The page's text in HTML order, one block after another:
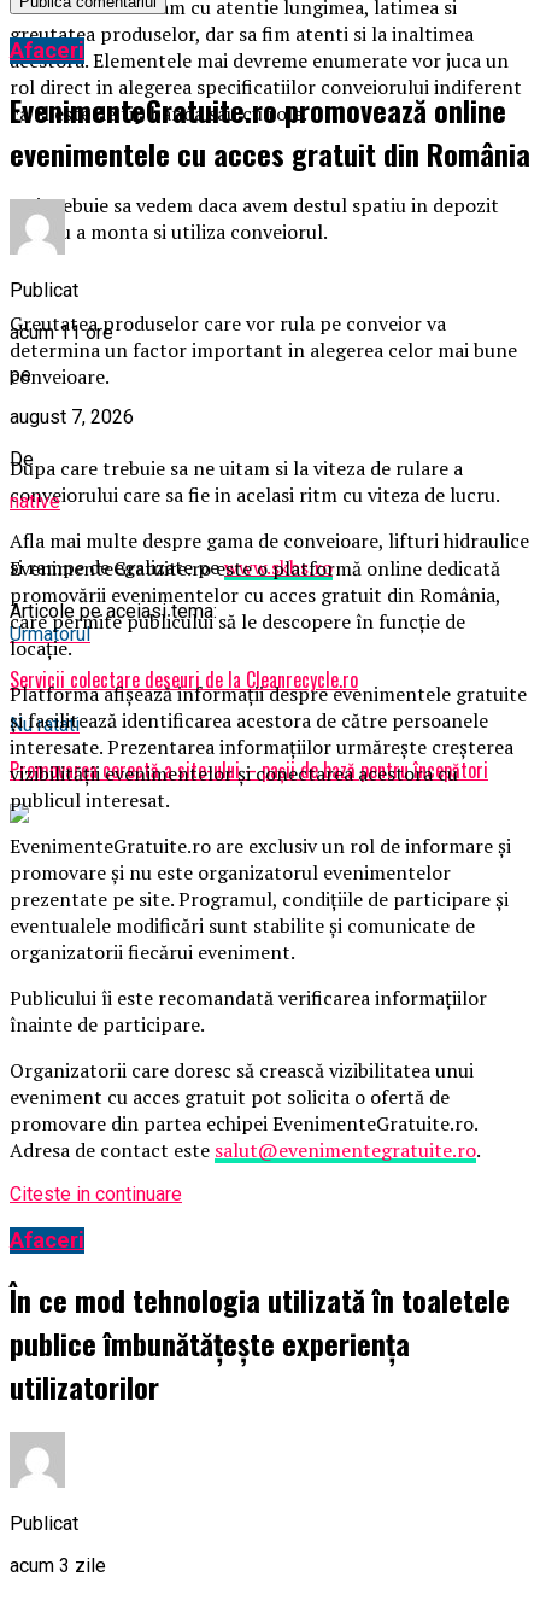
Trebuie sa masuram cu atentie lungimea, latimea si
greutatea produselor, dar sa fim atenti si la inaltimea
acestora. Elementele mai devreme enumerate vor juca un
rol direct in alegerea specificatiilor conveiorului indiferent
ca el este de tip banda sau cu role.
Mai trebuie sa vedem daca avem destul spatiu in depozit
pentru a monta si utiliza conveiorul.
Greutatea produselor care vor rula pe conveior va
determina un factor important in alegerea celor mai bune
conveioare.
Dupa care trebuie sa ne uitam si la viteza de rulare a
conveiorului care sa fie in acelasi ritm cu viteza de lucru.
Afla mai multe despre gama de conveioare, lifturi hidraulice
si rampe de egalizate pewww.skbs.ro
Articole pe aceiasi tema:
Urmatorul
Servicii colectare deseuri de la Cleanrecycle.ro
Nu ratati
Promovarea corectă a site-ului – pașii de bază pentru începători
Afaceri
EvenimenteGratuite.ro promovează online
evenimentele cu acces gratuit din România
Publicat
acum 11 ore
pe
august 7, 2026
De
native
EvenimenteGratuite.ro este o platformă online dedicată
promovării evenimentelor cu acces gratuit din România,
care permite publicului să le descopere în funcție de
locație.
Platforma afișează informații despre evenimentele gratuite
și facilitează identificarea acestora de către persoanele
interesate. Prezentarea informațiilor urmărește creșterea
vizibilității evenimentelor și conectarea acestora cu
publicul interesat.
EvenimenteGratuite.ro are exclusiv un rol de informare și
promovare și nu este organizatorul evenimentelor
prezentate pe site. Programul, condițiile de participare și
eventualele modificări sunt stabilite și comunicate de
organizatorii fiecărui eveniment.
Publicului îi este recomandată verificarea informațiilor
înainte de participare.
Organizatorii care doresc să crească vizibilitatea unui
eveniment cu acces gratuit pot solicita o ofertă de
promovare din partea echipei EvenimenteGratuite.ro.
Adresa de contact este salut@evenimentegratuite.ro.
Citeste in continuare
Afaceri
În ce mod tehnologia utilizată în toaletele
publice îmbunătățește experiența
utilizatorilor
Publicat
acum 3 zile